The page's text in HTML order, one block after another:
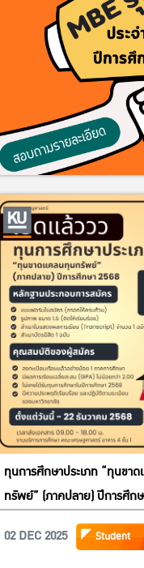
ทุนการศึกษาประเภท “ทุนขา
ทรัพย์” (ภาคปลาย) ปีการศึกษ
02 DEC 2025
Student